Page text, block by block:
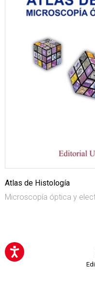
Atlas de Histología
Microscopía óptica y